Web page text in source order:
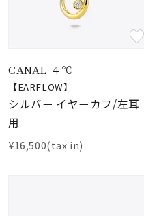
CANAL ４℃
【EARFLOW】
シルバー イヤーカフ/左耳
用
¥16,500(tax in)